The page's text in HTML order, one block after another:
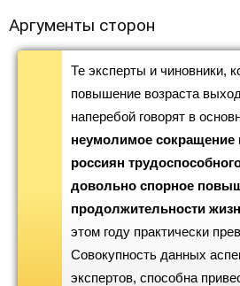
Аргументы сторон
Те эксперты и чиновники,
повышение возраста
наперебой говорят в
неумолимое сокращение
россиян
довольно спорное
продолжительности
этом году практически
Совокупность данных
экспертов, способна